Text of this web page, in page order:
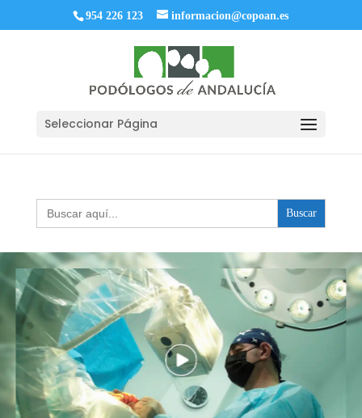
954 226 123 informacion@copoan.es
Seleccionar Página
Buscar: